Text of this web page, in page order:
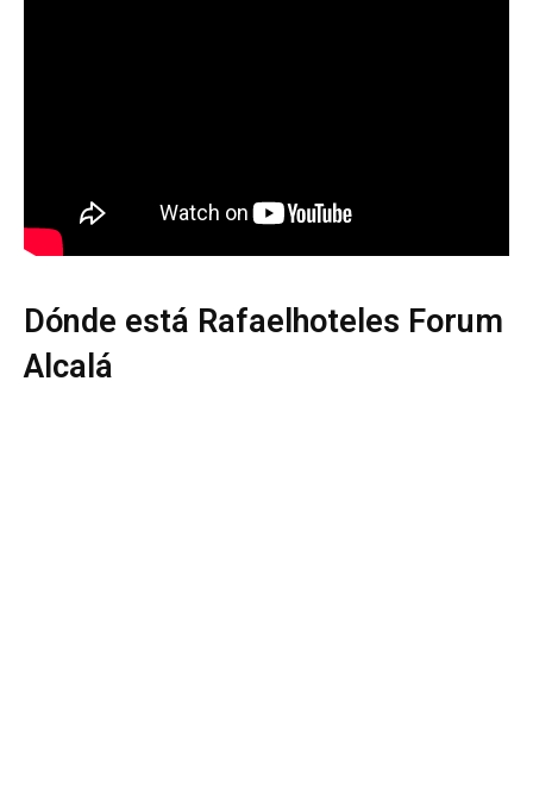
Dónde está Rafaelhoteles Forum
Alcalá